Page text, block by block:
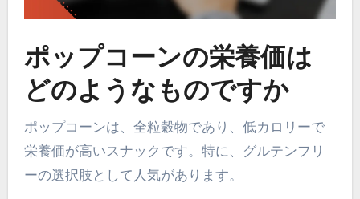
ポップコーンの栄養価は
どのようなものですか
ポップコーンは、全粒穀物であり、低カロリーで
栄養価が高いスナックです。特に、グルテンフリ
ーの選択肢として人気があります。